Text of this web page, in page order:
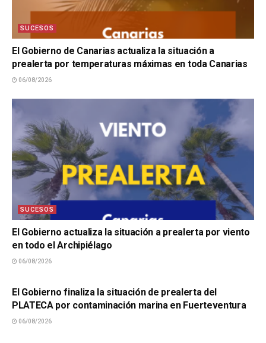
SUCESOS
El Gobierno de Canarias actualiza la situación a
prealerta por temperaturas máximas en toda Canarias
06/08/2026
SUCESOS
El Gobierno actualiza la situación a prealerta por viento
en todo el Archipiélago
06/08/2026
El Gobierno finaliza la situación de prealerta del
PLATECA por contaminación marina en Fuerteventura
06/08/2026